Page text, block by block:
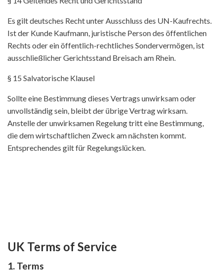
Es gilt deutsches Recht unter Ausschluss des UN-Kaufrechts.
Ist der Kunde Kaufmann, juristische Person des öffentlichen
Rechts oder ein öffentlich-rechtliches Sondervermögen, ist
ausschließlicher Gerichtsstand Breisach am Rhein.
§ 15 Salvatorische Klausel
Sollte eine Bestimmung dieses Vertrags unwirksam oder
unvollständig sein, bleibt der übrige Vertrag wirksam.
Anstelle der unwirksamen Regelung tritt eine Bestimmung,
die dem wirtschaftlichen Zweck am nächsten kommt.
Entsprechendes gilt für Regelungslücken.
UK Terms of Service
1. Terms